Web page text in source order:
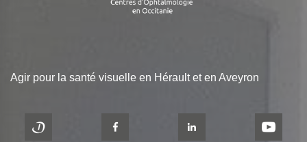
Agir pour la santé visuelle en Hérault et en Aveyron